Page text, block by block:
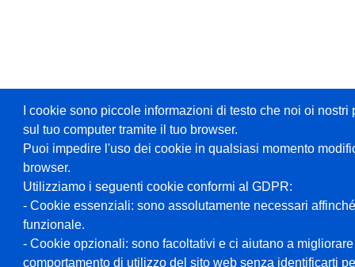
I cookie sono piccole informazioni di testo che noi oi
sul tuo computer tramite il tuo browser.
Puoi impedire l'uso dei cookie in qualsiasi momento
browser.
Utilizziamo i seguenti cookie conformi al GDPR:
- Cookie essenziali: sono assolutamente necessari
funzionale.
- Cookie opzionali: sono facoltativi e ci aiutano a
comportamento di utilizzo del sito web senza identificarti